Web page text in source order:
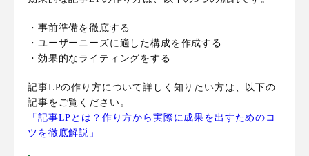
・事前準備を徹底する
・ユーザーニーズに適した構成を作成する
・効果的なライティングをする
記事LPの作り方について詳しく知りたい方は、以下の
記事をご覧ください。
「記事LPとは？作り方から実際に成果を出すためのコ
ツを徹底解説」